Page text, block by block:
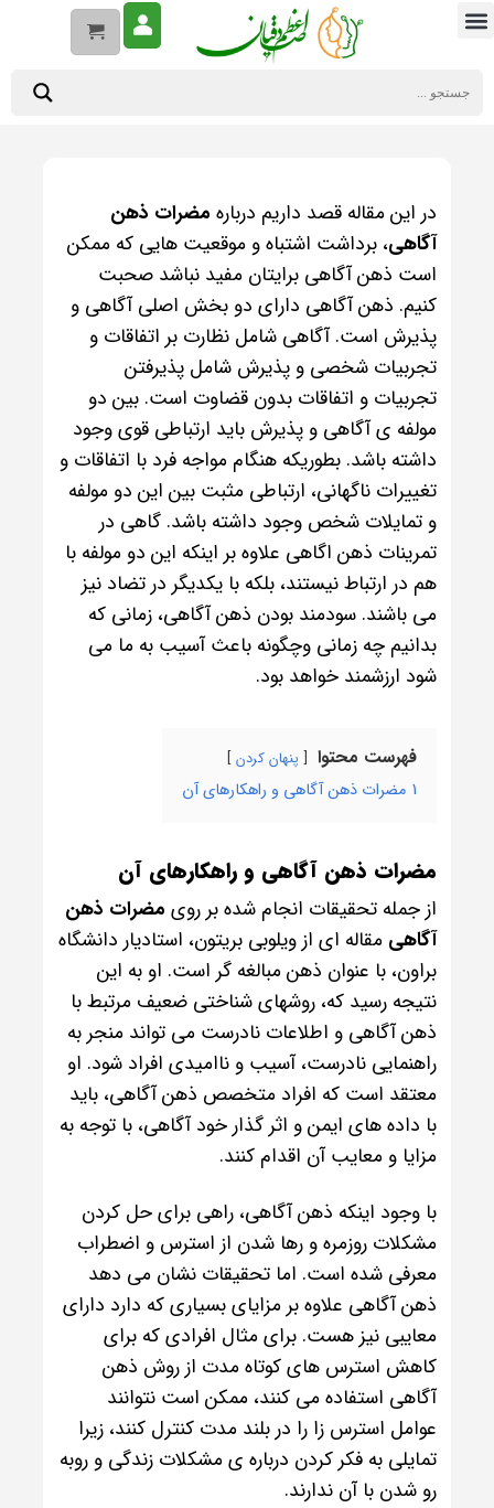
در این مقاله قصد داریم درباره مضرات ذهن
آگاهی، برداشت اشتباه و موقعیت هایی که ممکن
است ذهن آگاهی برایتان مفید نباشد صحبت
کنیم. ذهن آگاهی دارای دو بخش اصلی آگاهی و
پذیرش است. آگاهی شامل نظارت بر اتفاقات و
تجربیات شخصی و پذیرش شامل پذیرفتن
تجربیات و اتفاقات بدون قضاوت است. بین دو
مولفه ی آگاهی و پذیرش باید ارتباطی قوی وجود
داشته باشد. بطوریکه هنگام مواجه فرد با اتفاقات و
تغییرات ناگهانی، ارتباطی مثبت بین این دو مولفه
و تمایلات شخص وجود داشته باشد. گاهی در
تمرینات ذهن اگاهی علاوه بر اینکه این دو مولفه با
هم در ارتباط نیستند، بلکه با یکدیگر در تضاد نیز
می باشند. سودمند بودن ذهن آگاهی، زمانی که
بدانیم چه زمانی وچگونه باعث آسیب به ما می
شود ارزشمند خواهد بود.
فهرست محتوا پنهان کردن
1 مضرات ذهن آگاهی و راهکارهای آن
مضرات ذهن آگاهی و راهکارهای آن
از جمله تحقیقات انجام شده بر روی مضرات ذهن
آگاهی مقاله ای از ویلوبی بریتون، استادیار دانشگاه
براون، با عنوان ذهن مبالغه گر است. او به این
نتیجه رسید که، روشهای شناختی ضعیف مرتبط با
ذهن آگاهی و اطلاعات نادرست می تواند منجر به
راهنمایی نادرست، آسیب و ناامیدی افراد شود. او
معتقد است که افراد متخصص ذهن آگاهی، باید
با داده های ایمن و اثر گذار خود آگاهی، با توجه به
مزایا و معایب آن اقدام کنند.
با وجود اینکه ذهن آگاهی، راهی برای حل کردن
مشکلات روزمره و رها شدن از استرس و اضطراب
معرفی شده است. اما تحقیقات نشان می دهد
ذهن آگاهی علاوه بر مزایای بسیاری که دارد دارای
معایبی نیز هست. برای مثال افرادی که برای
کاهش استرس های کوتاه مدت از روش ذهن
آگاهی استفاده می کنند، ممکن است نتوانند
عوامل استرس زا را در بلند مدت کنترل کنند، زیرا
تمایلی به فکر کردن درباره ی مشکلات زندگی و روبه
رو شدن با آن ندارند.